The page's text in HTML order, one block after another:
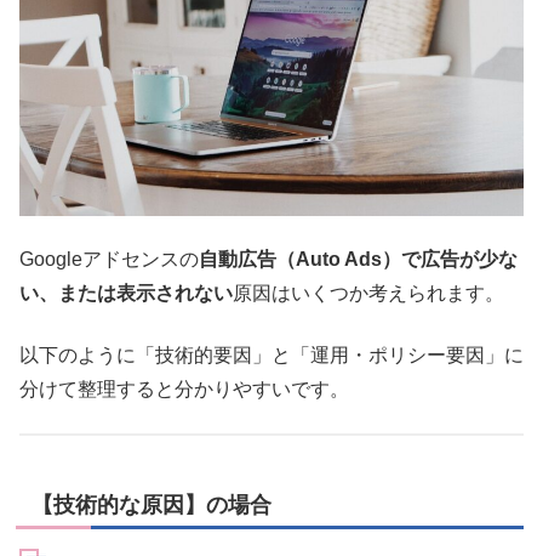
Googleアドセンスの自動広告（Auto Ads）で広告が少な
い、または表示されない原因はいくつか考えられます。
以下のように「技術的要因」と「運用・ポリシー要因」に
分けて整理すると分かりやすいです。
【技術的な原因】の場合